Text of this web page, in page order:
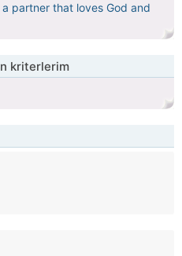
partner that loves God and
kriterlerim